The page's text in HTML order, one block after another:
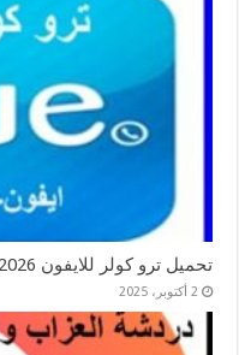
تحميل ترو كولر للايفون 2026 True Caller iphone
2 أكتوبر، 2025